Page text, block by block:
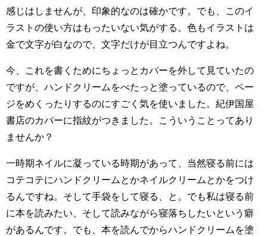
感じはしませんが、印象的なのは確かです。でも、このイ
ラストの使い方はもったいない気がする。色もイラストは
金で文字が白なので、文字だけが目立つんですよね。
今、これを書くためにちょっとカバーを外して見ていたの
ですが、ハンドクリームをべたっと塗っているので、ペー
ジをめくったりするのにすごく気を使いました。紀伊国屋
書店のカバーに指紋がつきました。こういうことってあり
ませんか？
一時期ネイルに凝っている時期があって、当然寝る前には
コテコテにハンドクリームとかネイルクリームとかをつけ
るんですね。そして手袋をして寝る、と。でも私は寝る前
に本を読みたい、そして読みながら寝落ちしたいという癖
があるんです。でも、本を読んでからハンドクリームを塗